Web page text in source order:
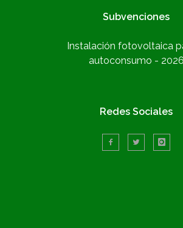
Subvenciones
Instalación fotovoltaica
autoconsumo - 2026
Redes Sociales